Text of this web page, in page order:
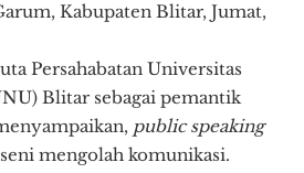
Kabupaten Blitar, Jumat,
Persahabatan Universitas
Blitar sebagai pemantik
public speaking
mengolah komunikasi.